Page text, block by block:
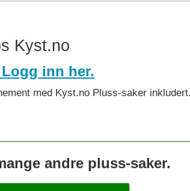
Kyst.no
inn her.
med Kyst.no Pluss-saker
andre pluss-saker.